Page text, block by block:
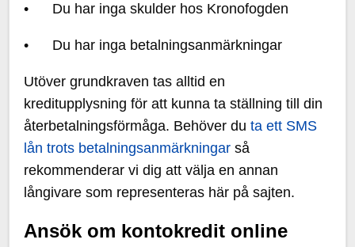
• Du har inga skulder hos Kronofogden
• Du har inga betalningsanmärkningar
Utöver grundkraven tas alltid en
kreditupplysning för att kunna ta ställning till din
återbetalningsförmåga. Behöver duta ett SMS
lån trots betalningsanmärkningar så
rekommenderar vi dig att välja en annan
långivare som representeras här på sajten.
Ansök om kontokredit online